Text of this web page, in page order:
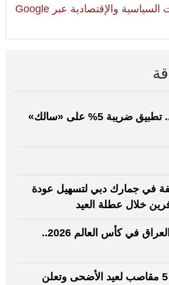
المستجدات السياسية والإقتصادية عبر Google
اعتباراً من الغد.. تطبيق ضريبة 5% على «سالك»
في جمارك دبي لتسهيل عودة
خلال عطلة العيد
جدول مباريات العراق في كأس العالم 2026..
بلدية دبي تحدد 5 مقاصب لعيد الأضحى وتعلن